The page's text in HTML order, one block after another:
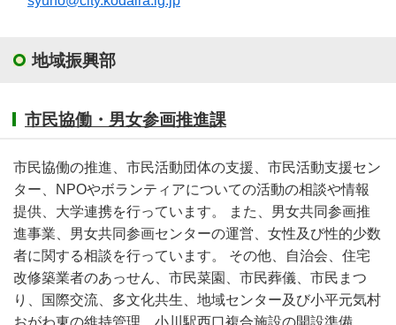
地域振興部
市民協働・男女参画推進課
市民協働の推進、市民活動団体の支援、市民活動支援セン
ター、NPOやボランティアについての活動の相談や情報
提供、大学連携を行っています。 また、男女共同参画推
進事業、男女共同参画センターの運営、女性及び性的少数
者に関する相談を行っています。 その他、自治会、住宅
改修築業者のあっせん、市民菜園、市民葬儀、市民まつ
り、国際交流、多文化共生、地域センター及び小平元気村
おがわ東の維持管理、小川駅西口複合施設の開設準備、